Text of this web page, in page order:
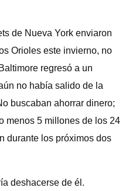
de Nueva York enviaron
Orioles este invierno, no
regresó a un
no había salido de la
buscaban ahorrar dinero;
menos 5 millones de los 24
durante los próximos dos
deshacerse de él.